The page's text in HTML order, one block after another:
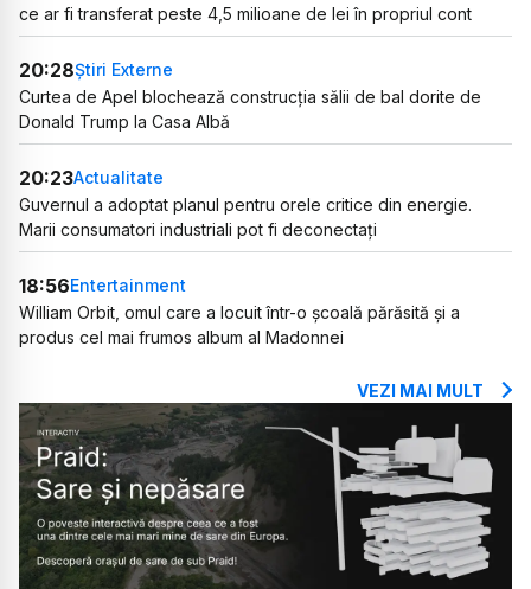
ce ar fi transferat peste 4,5 milioane de lei în propriul cont
20:28Știri Externe
Curtea de Apel blochează construcția sălii de bal dorite de
Donald Trump la Casa Albă
20:23Actualitate
Guvernul a adoptat planul pentru orele critice din energie.
Marii consumatori industriali pot fi deconectați
18:56Entertainment
William Orbit, omul care a locuit într-o școală părăsită și a
produs cel mai frumos album al Madonnei
VEZI MAI MULT